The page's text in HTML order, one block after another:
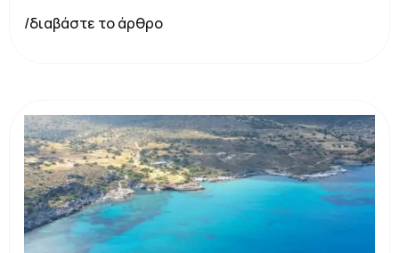
/διαβάστε το άρθρο